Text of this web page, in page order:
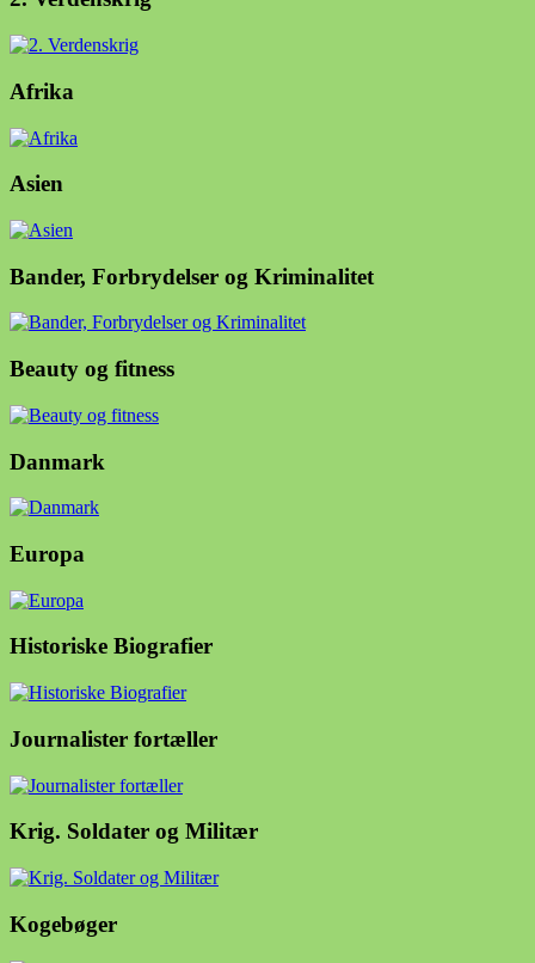
Afrika
Asien
Bander, Forbrydelser og Kriminalitet
Beauty og fitness
Danmark
Europa
Historiske Biografier
Journalister fortæller
Krig. Soldater og Militær
Kogebøger